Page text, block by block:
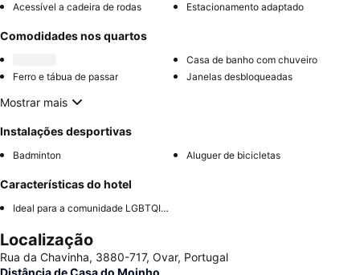
Acessível a cadeira de rodas Estacionamento adaptado
Comodidades nos quartos
Casa de banho com chuveiro
Ferro e tábua de passar
Janelas desbloqueadas
Mostrar mais
Instalações desportivas
Badminton Aluguer de bicicletas
Características do hotel
Ideal para a comunidade LGBTQIA+
Localização
Rua da Chavinha, 3880-717, Ovar, Portugal
Distância de Casa do Moinho